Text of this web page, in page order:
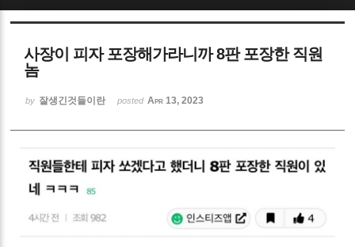
사장이 피자 포장해가라니까 8판 포장한 직원
놈
by 잘생긴것들이란 posted Apr 13, 2023
Sketchbook5, 스케치북5
Sketchbook5, 스케치북5